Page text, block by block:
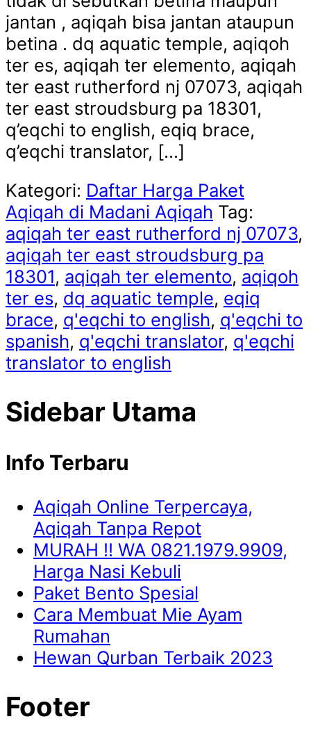
jantan , aqiqah bisa jantan ataupun
betina . dq aquatic temple, aqiqoh
ter es, aqiqah ter elemento, aqiqah
ter east rutherford nj 07073, aqiqah
ter east stroudsburg pa 18301,
q’eqchi to english, eqiq brace,
q’eqchi translator, […]
Kategori: Daftar Harga Paket
Aqiqah di Madani Aqiqah Tag:
aqiqah ter east rutherford nj 07073,
aqiqah ter east stroudsburg pa
18301, aqiqah ter elemento, aqiqoh
ter es, dq aquatic temple, eqiq
brace, q'eqchi to english, q'eqchi to
spanish, q'eqchi translator, q'eqchi
translator to english
Sidebar Utama
Info Terbaru
Aqiqah Online Terpercaya,
Aqiqah Tanpa Repot
MURAH !! WA 0821.1979.9909,
Harga Nasi Kebuli
Paket Bento Spesial
Cara Membuat Mie Ayam
Rumahan
Hewan Qurban Terbaik 2023
Footer